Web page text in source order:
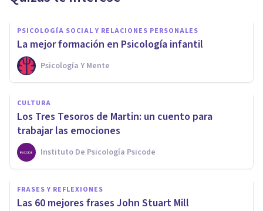
PSICOLOGÍA SOCIAL Y RELACIONES PERSONALES
La mejor formación en Psicología infantil
Psicología Y Mente
CULTURA
Los Tres Tesoros de Martin: un cuento para
trabajar las emociones
Instituto De Psicología Psicode
FRASES Y REFLEXIONES
Las 60 mejores frases John Stuart Mill